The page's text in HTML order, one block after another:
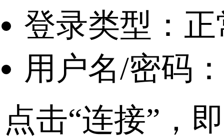
登录类型：正
用户名/密码
点击“连接”，